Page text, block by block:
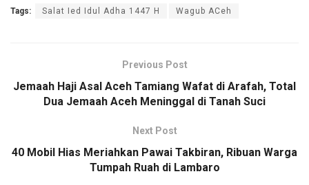
Tags: Salat Ied Idul Adha 1447 H Wagub ACeh
Previous Post
Jemaah Haji Asal Aceh Tamiang Wafat di Arafah, Total
Dua Jemaah Aceh Meninggal di Tanah Suci
Next Post
40 Mobil Hias Meriahkan Pawai Takbiran, Ribuan Warga
Tumpah Ruah di Lambaro